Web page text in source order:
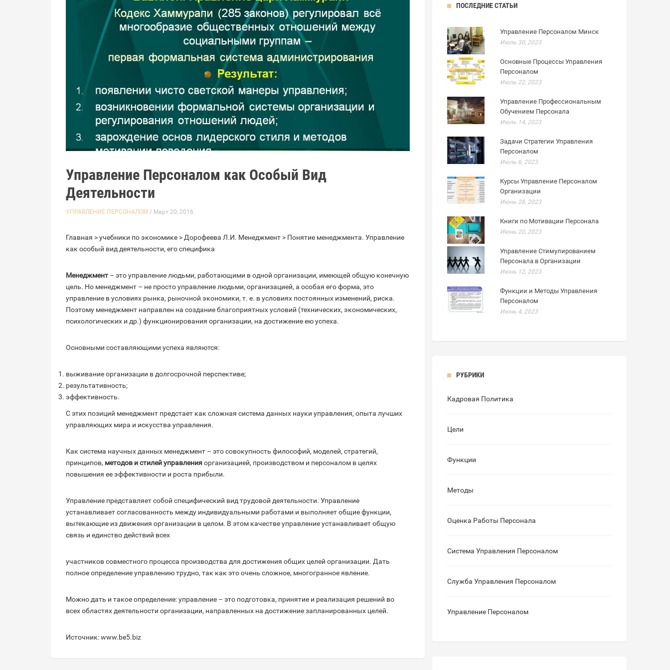
Управление Персоналом как Особый Вид
Деятельности
УПРАВЛЕНИЕ ПЕРСОНАЛОМ / Март 20, 2016
Главная > учебники по экономике > Дорофеева Л.И. Менеджмент > Понятие менеджмента. Управление
как особый вид деятельности, его специфика
Менеджмент – это управление людьми, работающими в одной организации, имеющей общую конечную
цель. Но менеджмент – не просто управление людьми, организацией, а особая его форма, это
управление в условиях рынка, рыночной экономики, т. е. в условиях постоянных изменений, риска.
Поэтому менеджмент направлен на создание благоприятных условий (технических, экономических,
психологических и др.) функционирования организации, на достижение ею успеха.
Основными составляющими успеха являются:
выживание организации в долгосрочной перспективе;
результативность;
эффективность.
С этих позиций менеджмент предстает как сложная система данных науки управления, опыта лучших
управляющих мира и искусства управления.
Как система научных данных менеджмент – это совокупность философий, моделей, стратегий,
принципов, методов и стилей управленияорганизацией, производством и персоналом в целях
повышения ее эффективности и роста прибыли.
Управление представляет собой специфический вид трудовой деятельности. Управление
устанавливает согласованность между индивидуальными работами и выполняет общие функции,
вытекающие из движения организации в целом. В этом качестве управление устанавливает общую
связь и единство действий всех
участников совместного процесса производства для достижения общих целей организации. Дать
полное определение управлению трудно, так как это очень сложное, многогранное явление.
Можно дать и такое определение: управление – это подготовка, принятие и реализация решений во
всех областях деятельности организации, направленных на достижение запланированных целей.
Источник: www.be5.biz
ПОСЛЕДНИЕ СТАТЬИ
Управление Персоналом Минск
Июль 30, 2023
Основные Процессы Управления
Персоналом
Июль 22, 2023
Управление Профессиональным
Обучением Персонала
Июль 14, 2023
Задачи Стратегии Управления
Персоналом
Июль 6, 2023
Курсы Управление Персоналом
Организации
Июнь 28, 2023
Книги по Мотивации Персонала
Июнь 20, 2023
Управление Стимулированием
Персонала в Организации
Июнь 12, 2023
Функции и Методы Управления
Персоналом
Июнь 4, 2023
РУБРИКИ
Кадровая Политика
Цели
Функции
Методы
Оценка Работы Персонала
Система Управления Персоналом
Служба Управления Персоналом
Управление Персоналом